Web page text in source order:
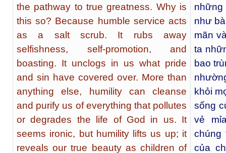
the pathway to true greatness. Why is
this so? Because humble service acts
as a salt scrub. It rubs away
selfishness, self-promotion, and
boasting. It unclogs in us what pride
and sin have covered over. More than
anything else, humility can cleanse
and purify us of everything that pollutes
or degrades the life of God in us. It
seems ironic, but humility lifts us up; it
reveals our true beauty as children of
những
như
mãn
ta
bao
khỏi
sống
vẻ
chúng
của